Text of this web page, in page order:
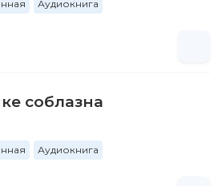
Аудиокнига
соблазна
Аудиокнига